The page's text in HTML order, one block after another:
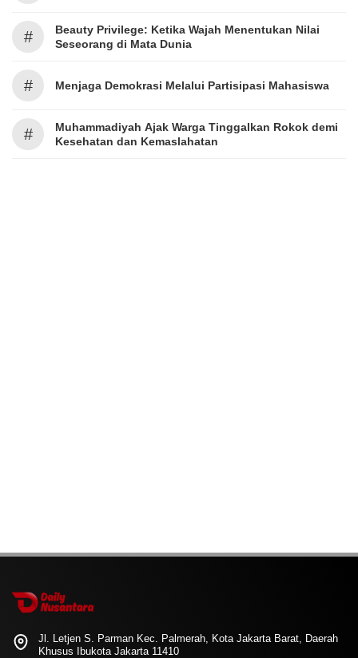
#
Beauty Privilege: Ketika Wajah Menentukan Nilai
Seseorang di Mata Dunia
# Menjaga Demokrasi Melalui Partisipasi Mahasiswa
#
Muhammadiyah Ajak Warga Tinggalkan Rokok demi
Kesehatan dan Kemaslahatan
Jl. Letjen S. Parman Kec. Palmerah, Kota Jakarta Barat, Daerah
Khusus Ibukota Jakarta 11410